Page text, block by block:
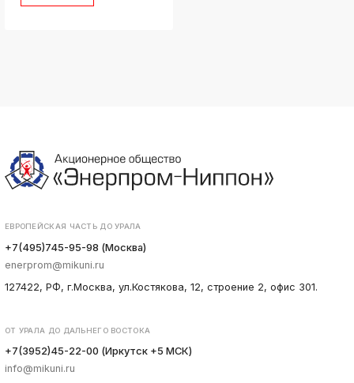
ЕВРОПЕЙСКАЯ ЧАСТЬ ДО УРАЛА
+7(495)745-95-98 (Москва)
enerprom@mikuni.ru
127422, РФ, г.Москва, ул.Костякова, 12, строение 2, офис 301.
ОТ УРАЛА ДО ДАЛЬНЕГО ВОСТОКА
+7(3952)45-22-00 (Иркутск +5 МСК)
info@mikuni.ru